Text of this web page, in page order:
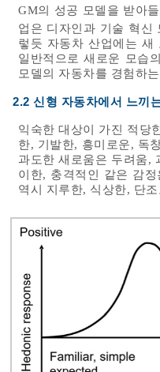
GM의 성공 모델을 받아
업은 디자인과 기술 혁신
렇듯 자동차 산업에는 새
일반적으로 새로운 모습
모델의 자동차를 경험하
2.2 신형 자동차에서 느끼
익숙한 대상이 가진 적당
한, 기발한, 흥미로운, 독
과도한 새로움은 두려움,
이한, 충격적인 같은 감
역시 지루한, 식상한, 단